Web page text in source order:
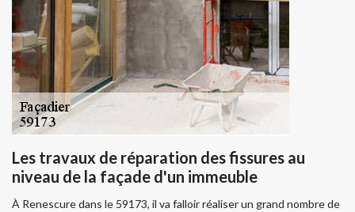
Les travaux de réparation des fissures au
niveau de la façade d'un immeuble
À Renescure dans le 59173, il va falloir réaliser un grand nombre de